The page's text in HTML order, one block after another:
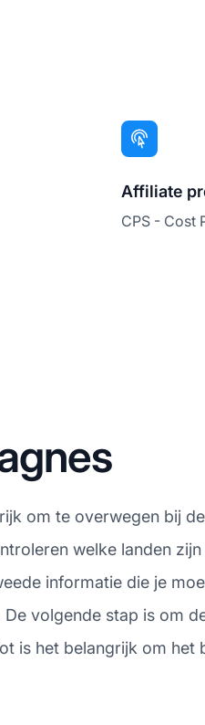
Affiliate
CPS - Cost
om te overwegen bij
welke landen
informatie die je
volgende stap is om
is het belangrijk om het